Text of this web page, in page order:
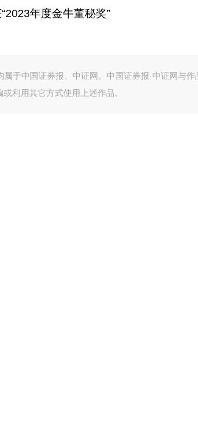
年度金牛董秘奖”
于中国证券报、中证网。中国证券报·中证网与
利用其它方式使用上述作品。